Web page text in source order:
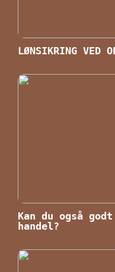
LØNSIKRING VED
Kan du også
handel?